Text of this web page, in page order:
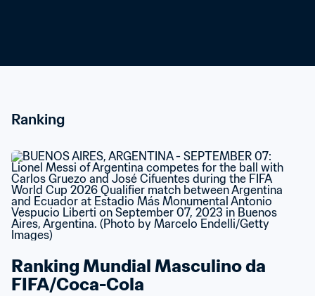
Ranking
Ranking Mundial Masculino da
FIFA/Coca-Cola